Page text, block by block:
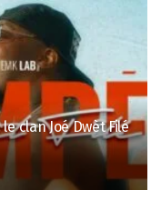
clan Joé Dwèt Filé